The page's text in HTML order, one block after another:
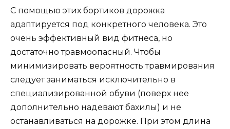
С помощью этих бортиков дорожка
адаптируется под конкретного человека. Это
очень эффективный вид фитнеса, но
достаточно травмоопасный. Чтобы
минимизировать вероятность травмирования
следует заниматься исключительно в
специализированной обуви (поверх нее
дополнительно надевают бахилы) и не
останавливаться на дорожке. При этом длина